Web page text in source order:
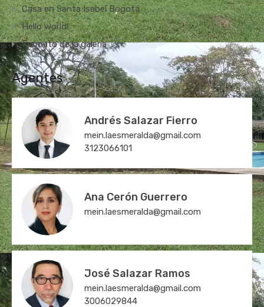
Casa en Santa Isabel Bogotá
Hello world!
Formato de la galería
Agentes
Andrés Salazar Fierro
mein.laesmeralda@gmail.com
3123066101
Ana Cerón Guerrero
mein.laesmeralda@gmail.com
José Salazar Ramos
mein.laesmeralda@gmail.com
3006029844